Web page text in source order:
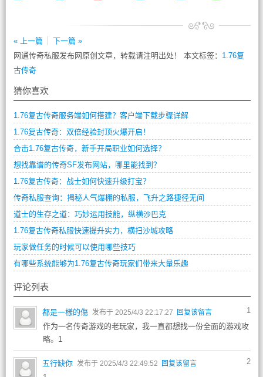
« 上一篇
下一篇 »
网通传奇私服发布网原创文章，转载请注明出处！ 本文标签： 1.76复
古传奇
猜你喜欢
1.76复古传奇服务端如何搭建？客户端下载步骤详解
1.76复古传奇：双倍经验封顶火爆开启！
合击1.76复古传奇，新手开局职业如何选择？
想找靠谱的传奇SF发布网站，哪里能找到？
1.76复古传奇：战士如何快速升级打宝？
传奇私服查询：揭秘人气爆棚的私服，飞升之路捷径无间
道士的生存之道：巧妙运用技能，纵横沙巴克
1.76复古传奇私服快速提升实力，横扫沙城攻略
玩家做任务的时候可以使用哪些技巧
有哪些系统能够为1.76复古传奇玩家们带来大量乐趣
评论列表
1
都是一樣的傷 发布于 2025/4/3 22:17:27 回复该留言
作为一名传奇游戏的老玩家，我一直都想找一份全面的游戏攻
略。1
2
五行缺你 发布于 2025/4/3 22:49:52 回复该留言